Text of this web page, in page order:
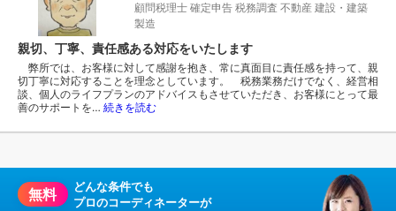
顧問税理士 確定申告 税務調査 不動産 建設・建築
製造
親切、丁寧、責任感ある対応をいたします
弊所では、お客様に対して感謝を抱き、常に真面目に責任感を持って、親
切丁寧に対応することを理念としています。 税務業務だけでなく、経営相
談、個人のライフプランのアドバイスもさせていただき、お客様にとって最
善のサポートを… 続きを読む
無料
どんな条件でも
プロのコーディネーターが